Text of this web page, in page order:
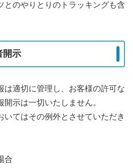
とのやりとりのトラッキングも含
開示
は適切に管理し、お客様の許可な
示は一切いたしません。
いてはその例外とさせていただき
合